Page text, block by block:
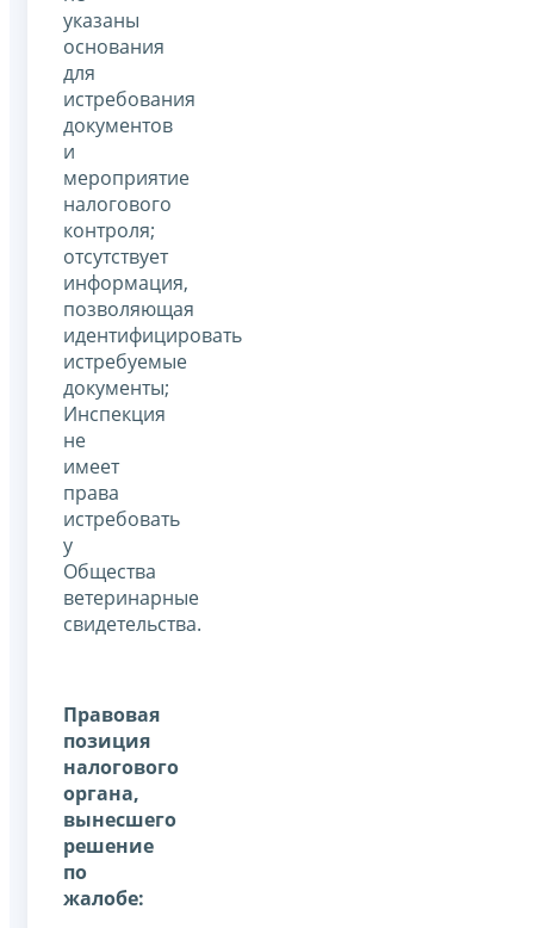
указаны
основания
для
истребования
документов
и
мероприятие
налогового
контроля;
отсутствует
информация,
позволяющая
идентифицировать
истребуемые
документы;
Инспекция
не
имеет
права
истребовать
у
Общества
ветеринарные
свидетельства.
Правовая
позиция
налогового
органа,
вынесшего
решение
по
жалобе: